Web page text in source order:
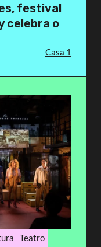
festival
celebra o
Casa 1
Teatro